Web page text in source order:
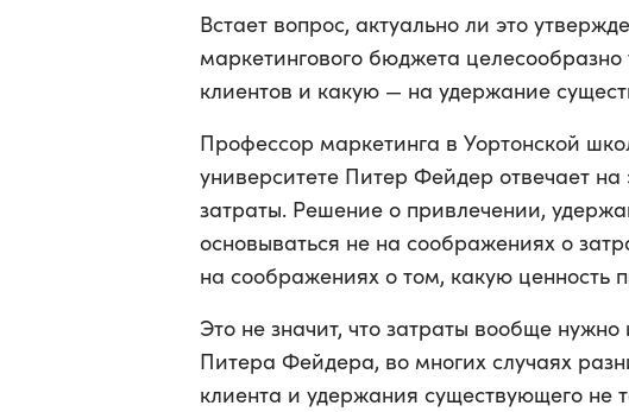
Встает вопрос, актуально ли это
маркетингового бюджета
клиентов и какую — на удержание
Профессор маркетинга в Уортонской
университете Питер Фейдер отвечает
затраты. Решение о привлечении,
основываться не на соображениях о
на соображениях о том, какую ценность
Это не значит, что затраты вообще
Питера Фейдера, во многих случаях
клиента и удержания существующего не